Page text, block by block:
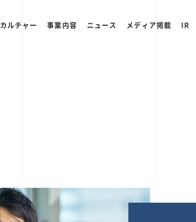
カルチャー 事業内容 ニュース メディア掲載 IR